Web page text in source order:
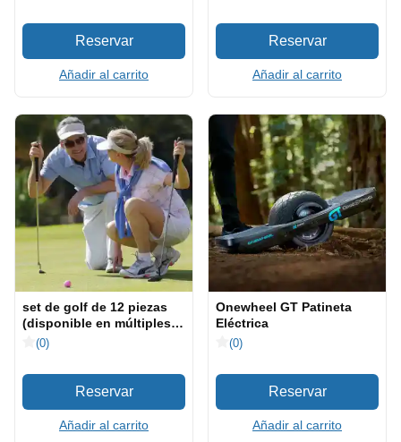
Añadir al carrito Añadir al carrito
set de golf de 12 piezas
(disponible en múltiples
tamaños)
(0)
Añadir al carrito
Onewheel GT Patineta
Eléctrica
(0)
Añadir al carrito